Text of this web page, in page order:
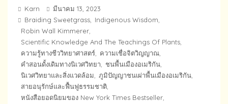
Karn
มีนาคม 13, 2023
Braiding Sweetgrass, Indigenous Wisdom,
Robin Wall Kimmerer,
Scientific Knowledge And The Teachings Of Plants,
ความรู้ทางชีววิทยาศาสตร์, ความเชื่อจิตวิญญาณ,
คำสอนดั้งเดิมทางนิเวศวิทยา, ชนพื้นเมืองอเมริกัน,
นิเวศวิทยาและสิ่งแวดล้อม, ภูมิปัญญาชนเผ่าพื้นเมืองอเมริกัน,
สายอนุรักษ์และฟื้นฟูธรรมชาติ,
หนังสือยอดนิยมของ New York Times Bestseller,